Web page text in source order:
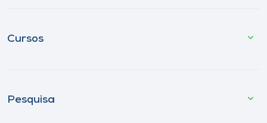
Cursos
Pesquisa